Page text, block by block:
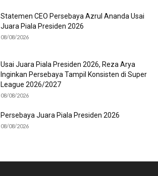
Statemen CEO Persebaya Azrul Ananda Usai
Juara Piala Presiden 2026
08/08/2026
Usai Juara Piala Presiden 2026, Reza Arya
Inginkan Persebaya Tampil Konsisten di Super
League 2026/2027
08/08/2026
Persebaya Juara Piala Presiden 2026
08/08/2026